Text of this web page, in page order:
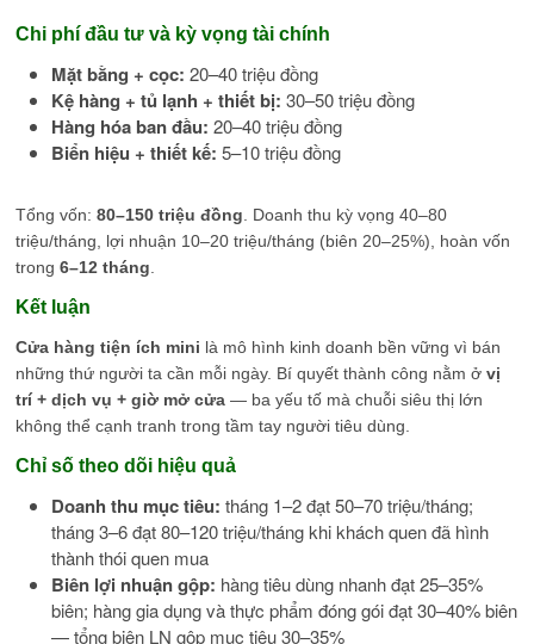
Chi phí đầu tư và kỳ vọng tài chính
Mặt bằng + cọc: 20–40 triệu đồng
Kệ hàng + tủ lạnh + thiết bị: 30–50 triệu đồng
Hàng hóa ban đầu: 20–40 triệu đồng
Biển hiệu + thiết kế: 5–10 triệu đồng
Tổng vốn:80–150 triệu đồng . Doanh thu kỳ vọng 40–80
triệu/tháng, lợi nhuận 10–20 triệu/tháng (biên 20–25%), hoàn vốn
trong6–12 tháng
Kết luận
Cửa hàng tiện ích mini là mô hình kinh doanh bền vững vì bán
những thứ người ta cần mỗi ngày. Bí quyết thành công nằm ởvị
trí + dịch vụ + giờ mở cửa — ba yếu tố mà chuỗi siêu thị lớn
không thể cạnh tranh trong tầm tay người tiêu dùng.
Chỉ số theo dõi hiệu quả
Doanh thu mục tiêu: tháng 1–2 đạt 50–70 triệu/tháng;
tháng 3–6 đạt 80–120 triệu/tháng khi khách quen đã hình
thành thói quen mua
Biên lợi nhuận gộp: hàng tiêu dùng nhanh đạt 25–35%
biên; hàng gia dụng và thực phẩm đóng gói đạt 30–40% biên
— tổng biên LN gộp mục tiêu 30–35%